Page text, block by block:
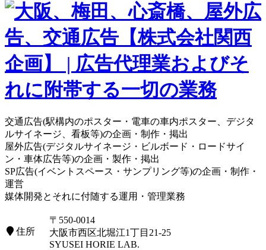
交通広告(駅構内のポスター・電車の車内ポスター、デジタ
ルサイネージ、看板等)の企画・制作・掲出
屋外広告(デジタルサイネージ・ビルボード・ロードサイ
ン・車体広告等)の企画・製作・掲出
SP広告(イベントスペース・サンプリング等)の企画・制作・
運営
媒体開発とそれに付随する運用・管理業務
住所
〒550-0014
大阪市西区北堀江1丁目21-25
SYUSEI HORIE LAB.